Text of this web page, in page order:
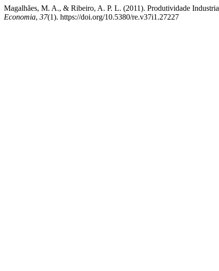
Magalhães, M. A., & Ribeiro, A. P. L. (2011). Produtividade
Economia, 37(1). https://doi.org/10.5380/re.v37i1.27227